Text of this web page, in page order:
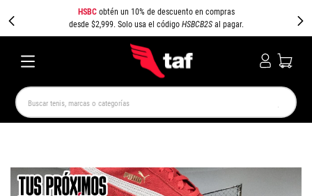
HSBCobtén un 10% de descuento en compras
desde $2,999. Solo usa el código HSBCB2Sal pagar.
Buscar tenis, marcas o categorías
SPEEDCAT JORDAN 1 SPEZIAL